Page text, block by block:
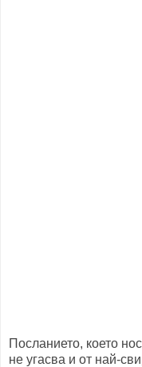
Посланието, което
не угасва и от най-